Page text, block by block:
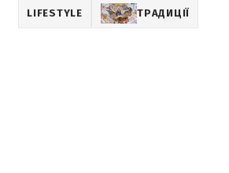
LIFESTYLE ТРАДИЦІЇ